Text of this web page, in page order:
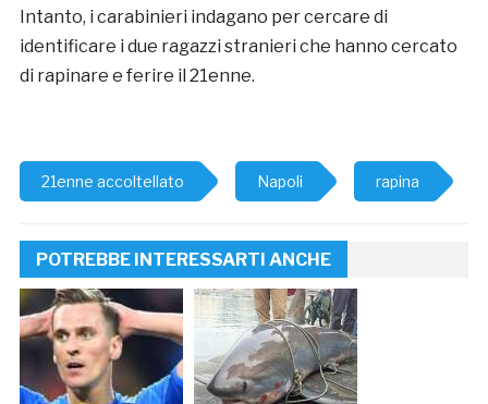
Intanto, i carabinieri indagano per cercare di
identificare i due ragazzi stranieri che hanno cercato
di rapinare e ferire il 21enne.
21enne accoltellato Napoli rapina
POTREBBE INTERESSARTI ANCHE